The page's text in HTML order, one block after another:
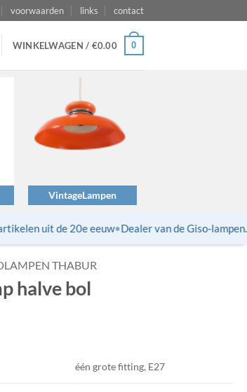
voorwaarden links contact
WINKELWAGEN / €0.00 0
VintageLampen
uit de 20e eeuw•Dealer van de Giso-lampen.
THABUR
halve bol
één grote fitting, E27